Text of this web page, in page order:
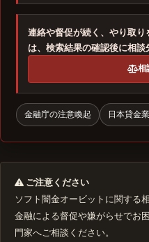
連絡や督促が続く、やり取
は、検索結果の確認後に相談
相
金融庁の注意喚起 日本貸金
ご注意ください
ソフト闇金オービットに関する
金融による督促や嫌がらせでお
門家へご相談ください。